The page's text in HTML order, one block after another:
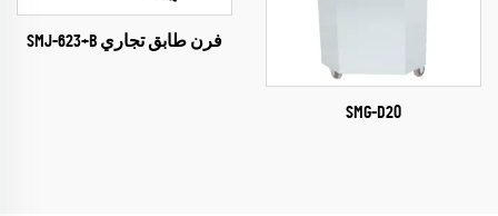
SMG-D20
فرن طابق تجاري SMJ-623+B